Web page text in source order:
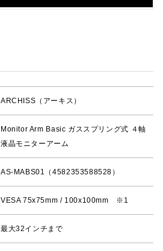
ARCHISS（アーキス）
Monitor Arm Basic ガススプリング式 ４軸
液晶モニターアーム
AS-MABS01（4582353588528）
VESA 75x75mm / 100x100mm ※1
最大32インチまで